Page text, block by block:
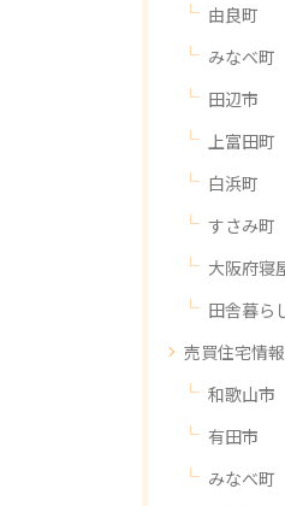
由良町
みなべ町
田辺市
上富田町
白浜町
すさみ町
大阪府寝
田舎暮ら
売買住宅情報
和歌山市
有田市
みなべ町